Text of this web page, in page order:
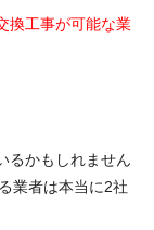
換工事が可能な業
るかもしれません
業者は本当に2社